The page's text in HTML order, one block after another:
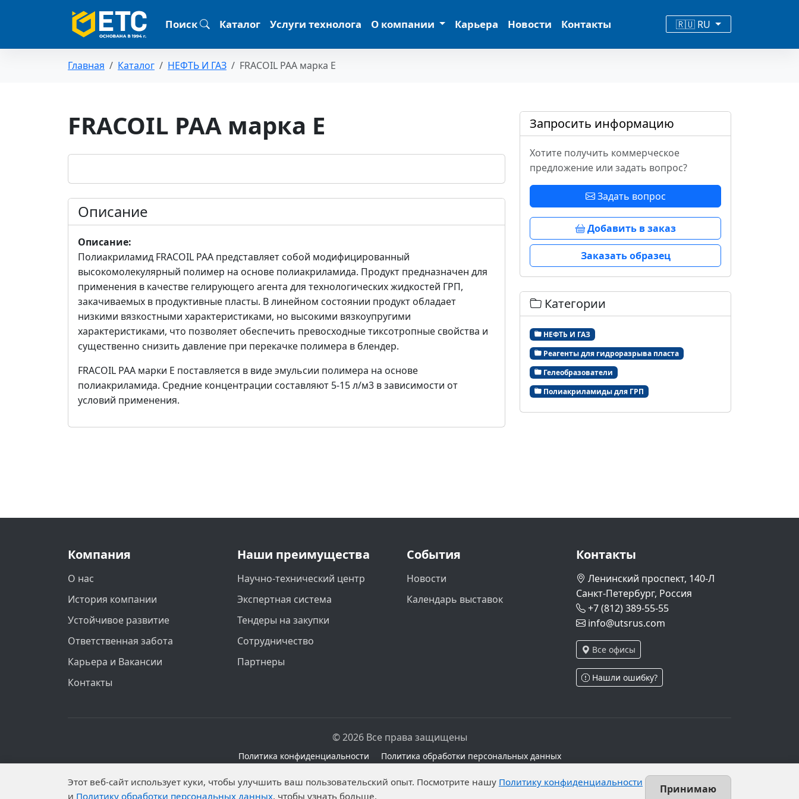
Поиск Каталог Услуги технолога О компании Карьера Новости Контакты 🇷🇺 RU
Главная Каталог НЕФТЬ И ГАЗ FRACOIL PAA марка E
FRACOIL PAA марка E
Описание
Описание:
Полиакриламид FRACOIL PAA представляет собой модифицированный
высокомолекулярный полимер на основе полиакриламида. Продукт предназначен для
применения в качестве гелирующего агента для технологических жидкостей ГРП,
закачиваемых в продуктивные пласты. В линейном состоянии продукт обладает
низкими вязкостными характеристиками, но высокими вязкоупругими
характеристиками, что позволяет обеспечить превосходные тиксотропные свойства и
существенно снизить давление при перекачке полимера в блендер.
FRACOIL PAA марки Е поставляется в виде эмульсии полимера на основе
полиакриламида. Средние концентрации составляют 5-15 л/м3 в зависимости от
условий применения.
Запросить информацию
Хотите получить коммерческое
предложение или задать вопрос?
Задать вопрос
Добавить в заказ
Заказать образец
Категории
НЕФТЬ И ГАЗ
Реагенты для гидроразрыва пласта
Гелеобразователи
Полиакриламиды для ГРП
Компания
О нас
История компании
Устойчивое развитие
Ответственная забота
Карьера и Вакансии
Контакты
Наши преимущества
Научно-технический центр
Экспертная система
Тендеры на закупки
Сотрудничество
Партнеры
События
Новости
Календарь выставок
Контакты
Ленинский проспект, 140-Л
Санкт-Петербург, Россия
+7 (812) 389-55-55
info@utsrus.com
Все офисы
Нашли ошибку?
© 2026 Все права защищены
Политика конфиденциальности Политика обработки персональных данных
установлены запреты на обработку неограниченных кругом лиц опубликованных персональных данных.
Этот веб-сайт использует куки, чтобы улучшить ваш пользовательский опыт. Посмотрите нашу Политику конфиденциальности
и Политику обработки персональных данных, чтобы узнать больше.
Принимаю